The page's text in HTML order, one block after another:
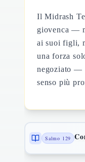
Il Midrash
giovenca —
ai suoi figli,
una forza
negoziato —
senso più
Salmo 129